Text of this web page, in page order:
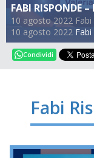
FABI RISPONDE
10 agosto 2022 Fabi
10 agosto 2022
Condividi
Fabi